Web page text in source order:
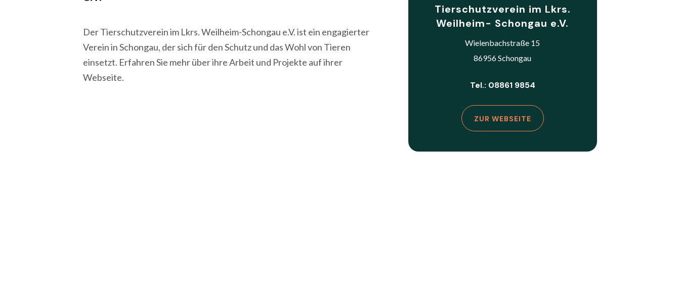
Der Tierschutzverein im Lkrs. Weilheim-Schongau e.V. ist ein engagierter
Verein in Schongau, der sich für den Schutz und das Wohl von Tieren
einsetzt. Erfahren Sie mehr über ihre Arbeit und Projekte auf ihrer
Webseite.
Tierschutzverein im Lkrs.
Weilheim- Schongau e.V.
Wielenbachstraße 15
86956 Schongau
Tel.: 08861 9854
ZUR WEBSEITE